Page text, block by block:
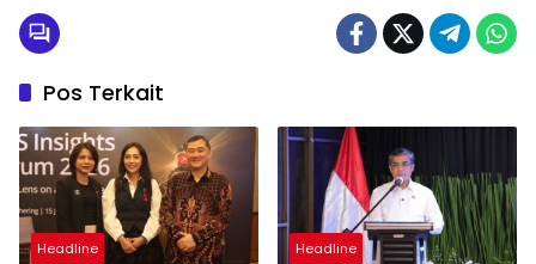
Pos Terkait
Headline Headline